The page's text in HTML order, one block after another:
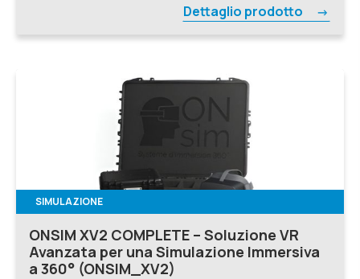
Dettaglio prodotto
SIMULAZIONE
ONSIM XV2 COMPLETE – Soluzione VR
Avanzata per una Simulazione Immersiva
a 360° (ONSIM_XV2)